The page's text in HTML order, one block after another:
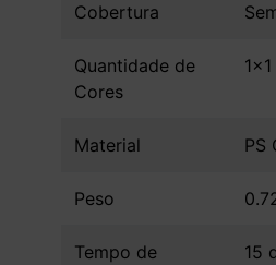
Cobertura
Quantidade de
Cores
1x1
Material PS
Peso
Tempo de
15